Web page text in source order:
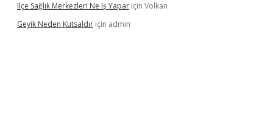
Ilçe Sağlık Merkezleri Ne Iş Yapar için Volkan
Geyik Neden Kutsaldır için admin